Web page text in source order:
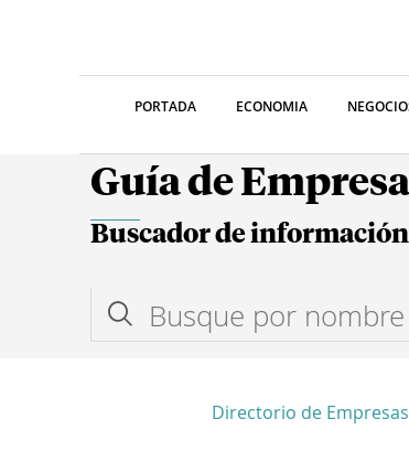
PORTADA ECONOMIA
Guía de
Buscador de información
Directorio de Empresas